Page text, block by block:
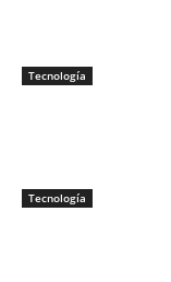
Tecnología
Tecnología